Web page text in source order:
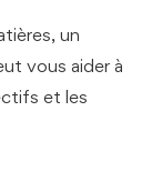
un
vous aider à
et les